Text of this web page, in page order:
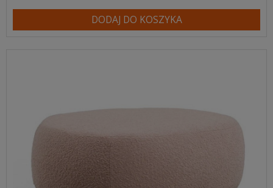
DODAJ DO KOSZYKA